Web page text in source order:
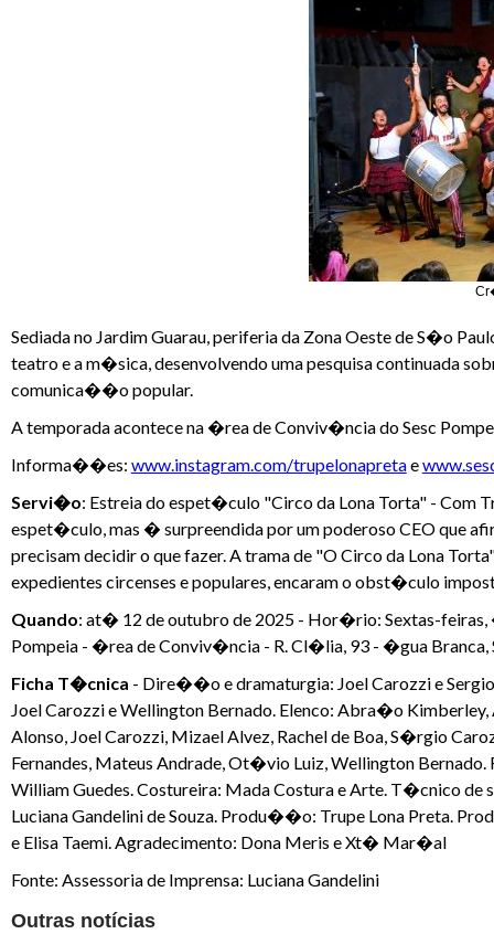
Sediada no Jardim Guarau, periferia da Zona Oeste de S�o
teatro e a m�sica, desenvolvendo uma pesquisa continuada
comunica��o popular.
A temporada acontece na �rea de Conviv�ncia do Sesc
Informa��es: www.instagram.com/trupelonapretae
Servi�o: Estreia do espet�culo "Circo da Lona Torta" - Com
espet�culo, mas � surpreendida por um poderoso CEO que
precisam decidir o que fazer. A trama de "O Circo da Lona
expedientes circenses e populares, encaram o obst�culo
Quando: at� 12 de outubro de 2025 - Hor�rio: Sextas-
Pompeia - �rea de Conviv�ncia - R. Cl�lia, 93 - �gua
Ficha T�cnica - Dire��o e dramaturgia: Joel Carozzi e
Joel Carozzi e Wellington Bernado. Elenco: Abra�o
Alonso, Joel Carozzi, Mizael Alvez, Rachel de Boa, S�rgio
Fernandes, Mateus Andrade, Ot�vio Luiz, Wellington
William Guedes. Costureira: Mada Costura e Arte. T�cnico
Luciana Gandelini de Souza. Produ��o: Trupe Lona Preta.
e Elisa Taemi. Agradecimento: Dona Meris e Xt� Mar�al
Fonte: Assessoria de Imprensa: Luciana Gandelini
Outras notícias